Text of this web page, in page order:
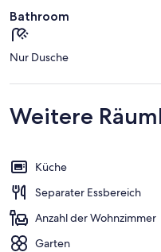
Bathroom
Nur Dusche
Weitere
Küche
Separater Essbereich
Anzahl der Wohnzimmer
Garten